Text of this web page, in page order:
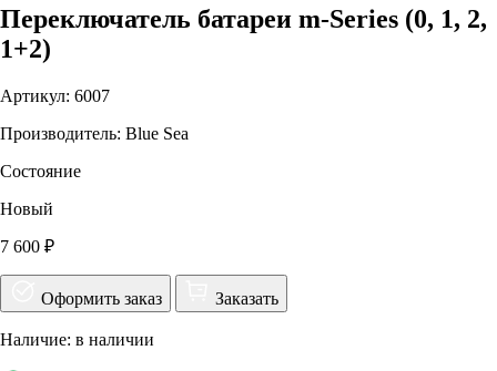
Переключатель батареи m-Series (0, 1, 2,
1+2)
Артикул: 6007
Производитель: Blue Sea
Состояние
Новый
7 600 ₽
Оформить заказ Заказать
Наличие: в наличии